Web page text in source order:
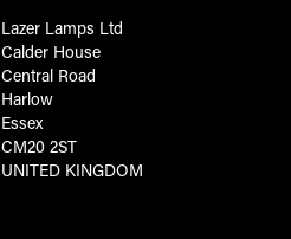
Lazer Lamps Ltd
Calder House
Central Road
Harlow
Essex
CM20 2ST
UNITED KINGDOM